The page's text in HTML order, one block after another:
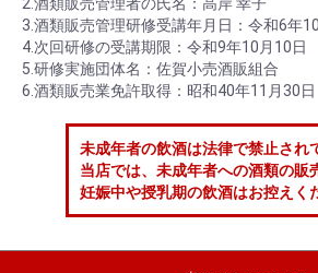
2.酒類販売管理者の氏名：高岸 幸子
3.酒類販売管理研修受講年月日：令和6年
4.次回研修の受講期限：令和9年10月10日
5.研修実施団体名：佐賀小売酒販組合
6.酒類販売業免許取得：昭和40年11月30日
未成年者の飲酒は法律で禁止され
当店では、未成年者への酒類の販
妊娠中や授乳期の飲酒はお控えく